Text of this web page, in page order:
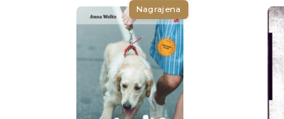
Nagrajena